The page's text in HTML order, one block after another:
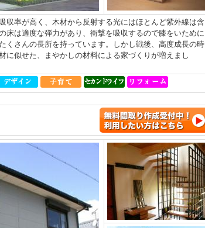
収率が高く、木材から反射する光にはほとんど紫外線は含
床は適度な弾力があり、衝撃を吸収するので膝をいために
くさんの長所を持っています。しかし戦後、高度成長の時
に似せた、まやかしの材料による家づくりが増えまし